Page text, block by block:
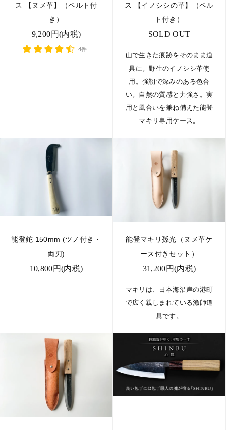
ス 【ヌメ革】（ベルト付
き）
9,200円(内税)
4件
ス 【イノシシの革】（ベル
ト付き）
SOLD OUT
山で生きた痕跡をそのまま道
具に。野生のイノシシ革使
用。強靭で深みのある色合
い。自然の質感と力強さ。実
用と風合いを兼ね備えた能登
マキリ専用ケース。
能登鉈 150mm (ツノ付き・
両刃)
10,800円(内税)
能登マキリ孫光（ヌメ革ケ
ース付きセット）
31,200円(内税)
マキリは、日本海沿岸の港町
で広く親しまれている漁師道
具です。